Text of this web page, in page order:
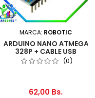
MARCA: ROBOTIC
ARDUINO NANO ATMEGA
328P + CABLE USB
(ORIGINAL)(0)
62,00 Bs.